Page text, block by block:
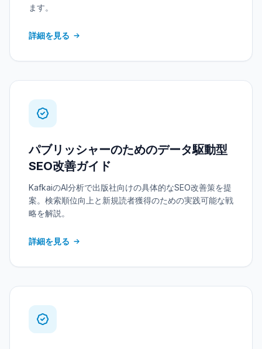
ます。
詳細を見る
パブリッシャーのためのデータ駆動型
SEO改善ガイド
KafkaiのAI分析で出版社向けの具体的なSEO改善策を提
案。検索順位向上と新規読者獲得のための実践可能な戦
略を解説。
詳細を見る